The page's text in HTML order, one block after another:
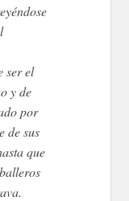
ser el
y de
por
de sus
que